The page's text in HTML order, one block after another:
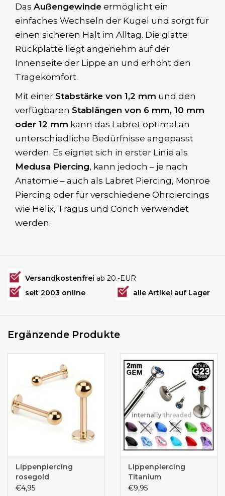
Das Außengewinde ermöglicht ein
einfaches Wechseln der Kugel und sorgt für
einen sicheren Halt im Alltag. Die glatte
Rückplatte liegt angenehm auf der
Innenseite der Lippe an und erhöht den
Tragekomfort.
Mit einer Stabstärke von 1,2 mm und den
verfügbaren Stablängen von 6 mm, 10 mm
oder 12 mm kann das Labret optimal an
unterschiedliche Bedürfnisse angepasst
werden. Es eignet sich in erster Linie als
Medusa Piercing, kann jedoch – je nach
Anatomie – auch als Labret Piercing, Monroe
Piercing oder für verschiedene Ohrpiercings
wie Helix, Tragus und Conch verwendet
werden.
Versandkostenfrei ab 20.-EUR
seit 2003 online
alle Artikel auf Lager
Ergänzende Produkte
Lippenpiercing
rosegold
€4,95
Lippenpiercing
Titanium
€9,95